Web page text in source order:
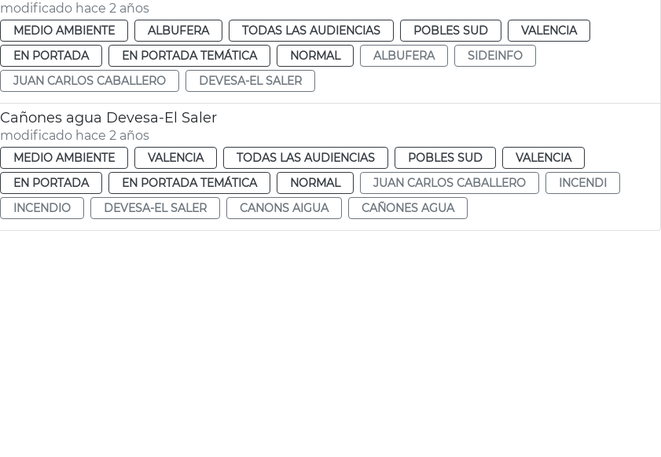
modificado hace 2 años
MEDIO AMBIENTE ALBUFERA TODAS LAS AUDIENCIAS POBLES SUD
VALENCIA
EN PORTADA
EN PORTADA TEMÁTICA NORMAL ALBUFERA
SIDEINFO
JUAN CARLOS CABALLERO
DEVESA-EL SALER
Cañones agua Devesa-El Saler
modificado hace 2 años
MEDIO AMBIENTE VALENCIA TODAS LAS AUDIENCIAS POBLES SUD
VALENCIA
EN PORTADA
EN PORTADA TEMÁTICA NORMAL JUAN CARLOS CABALLERO
INCENDI
INCENDIO
DEVESA-EL SALER CANONS AIGUA CAÑONES AGUA